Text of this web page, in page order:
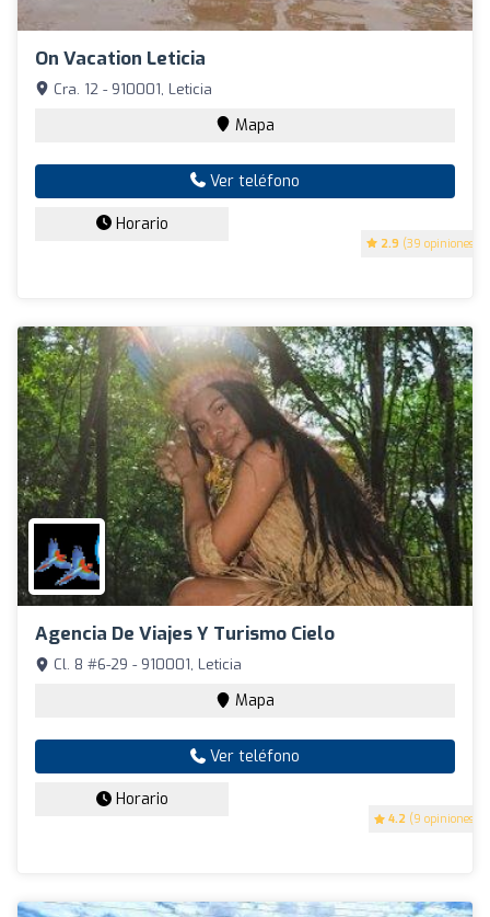
On Vacation Leticia
2.9 (39 opiniones)
Cra. 12 - 910001, Leticia
Mapa
Ver teléfono
Horario
Agencia De Viajes Y Turismo Cielo
4.2 (9 opiniones)
Cl. 8 #6-29 - 910001, Leticia
Mapa
Ver teléfono
Horario